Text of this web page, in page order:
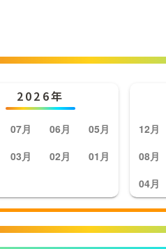
2026年
07月 06月
05月
03月 02月 01月
12月
08月
04月